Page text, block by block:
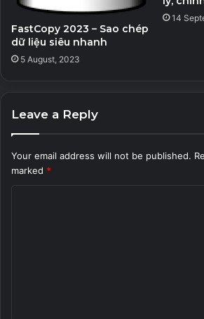
FastCopy 2023 – Sao chép
dữ liệu siêu nhanh
5 August, 2023
14
Leave a Reply
Your email address will not be published.
marked *